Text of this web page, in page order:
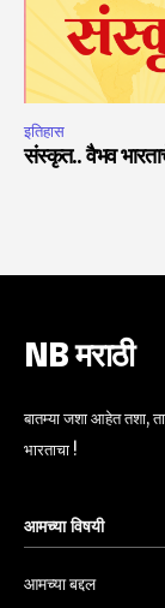
इतिहास
संस्कृत.. वैभव
NB मराठी
बातम्या जशा आहेत तशा,
भारताचा !
आमच्या विषयी
आमच्या बद्दल